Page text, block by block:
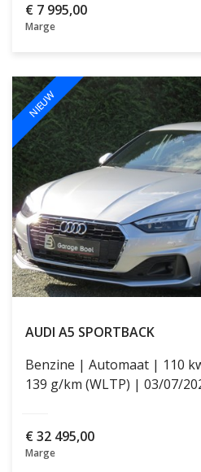
€ 7 995,00
Marge
NIEUW
AUDI A5 SPORTBACK
Benzine
Automaat
110
139 g/km (WLTP)
03/07/
€32 495,00
Marge